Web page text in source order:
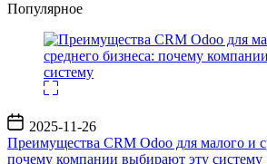
Популярное
Дата
записи
2025-11-26
Преимущества CRM Odoo для малого и
почему компании выбирают эту систему